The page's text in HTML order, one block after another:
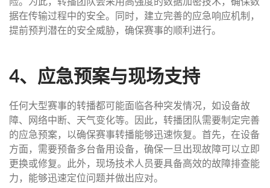
据在传输过程中的安全。同时，建立完善的应急响应机制，
提前预判潜在的安全威胁，确保赛事的顺利进行。
4、应急预案与现场支持
任何大型赛事的转播都可能面临各种突发情况，如设备故
障、网络中断、天气变化等。因此，转播团队需要制定完善
的应急预案，以确保赛事转播能够迅速恢复。首先，在设备
方面，需要预备多台备用设备，确保一旦出现故障可以立即
更换或修复。此外，现场技术人员要具备高效的故障排查能
力，能够迅速定位问题并做出应对。